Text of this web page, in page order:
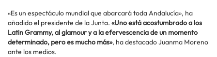
«Es un espectáculo mundial que abarcará toda Andalucía», ha
añadido el presidente de la Junta. «Uno está acostumbrado a los
Latin Grammy, al glamour y a la efervescencia de un momento
determinado, pero es mucho más», ha destacado Juanma Moreno
ante los medios.